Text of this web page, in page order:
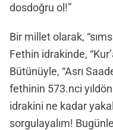
dosdoğru ol!”
Bir millet olarak,
Fethin idrakinde,
Bütünüyle, “Asrı
fethinin 573.nci
idrakini ne kadar
sorgulayalım!